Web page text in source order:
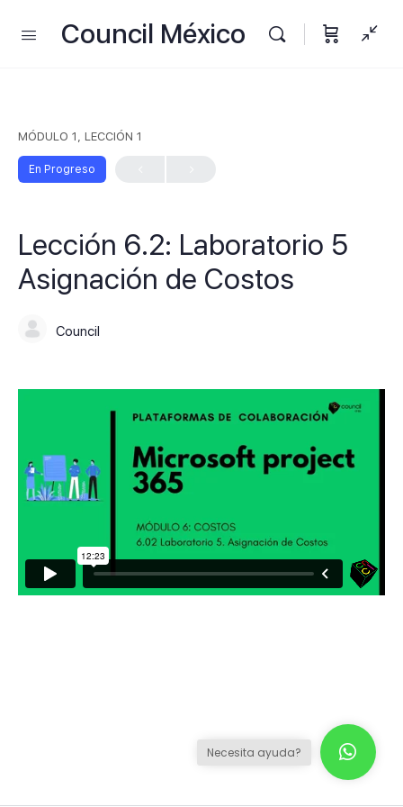
Council México
MÓDULO 1, LECCIÓN 1
En Progreso
Lección 6.2: Laboratorio 5
Asignación de Costos
Council
Necesita ayuda?